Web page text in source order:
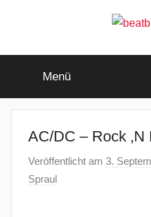
beat
goes
Menü
AC/DC – Rock ‚N
Veröffentlicht am 3.
Spraul